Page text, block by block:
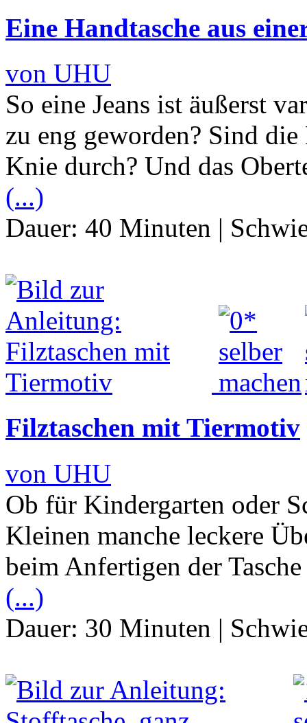
Eine Handtasche aus
von UHU
So eine Jeans ist äußerst
zu eng geworden? Sind
Knie durch? Und das
(...)
Dauer: 40 Minuten |
Filztaschen mit Tiermotiv
von UHU
Ob für Kindergarten oder
Kleinen manche leckere
beim Anfertigen der
(...)
Dauer: 30 Minuten |